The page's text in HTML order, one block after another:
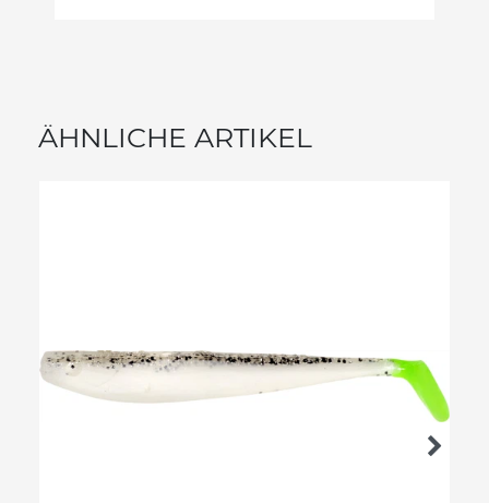
ÄHNLICHE ARTIKEL